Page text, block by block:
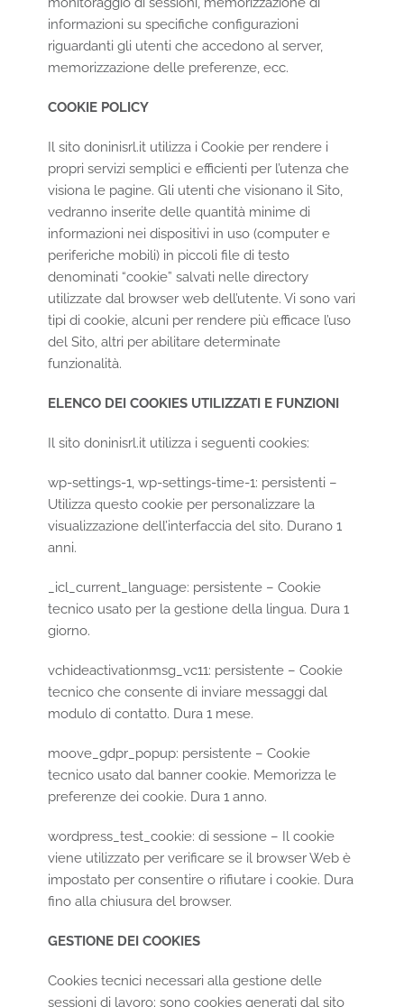
informazioni su specifiche configurazioni
riguardanti gli utenti che accedono al server,
memorizzazione delle preferenze, ecc.
COOKIE POLICY
Il sitodoninisrl.it utilizza i Cookie per rendere i
propri servizi semplici e efficienti per l’utenza che
visiona le pagine. Gli utenti che visionano il Sito,
vedranno inserite delle quantità minime di
informazioni nei dispositivi in uso (computer e
periferiche mobili) in piccoli file di testo
denominati “cookie” salvati nelle directory
utilizzate dal browser web dell’utente. Vi sono vari
tipi di cookie, alcuni per rendere più efficace l’uso
del Sito, altri per abilitare determinate
funzionalità.
ELENCO DEI COOKIES UTILIZZATI E FUNZIONI
Il sitodoninisrl.it utilizza i seguenti cookies:
wp-settings-1, wp-settings-time-1: persistenti –
Utilizza questo cookie per personalizzare la
visualizzazione dell’interfaccia del sito. Durano 1
anni.
_icl_current_language: persistente – Cookie
tecnico usato per la gestione della lingua. Dura 1
giorno.
vchideactivationmsg_vc11: persistente – Cookie
tecnico che consente di inviare messaggi dal
modulo di contatto. Dura 1 mese.
moove_gdpr_popup: persistente – Cookie
tecnico usato dal banner cookie. Memorizza le
preferenze dei cookie. Dura 1 anno.
wordpress_test_cookie: di sessione – Il cookie
viene utilizzato per verificare se il browser Web è
impostato per consentire o rifiutare i cookie. Dura
fino alla chiusura del browser.
GESTIONE DEI COOKIES
Cookies tecnici necessari alla gestione delle
sessioni di lavoro; sono cookies generati dal sito